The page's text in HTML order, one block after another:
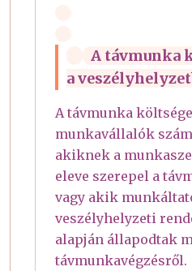
A távmunka
a
A távmunka
munkavállalók
akiknek a
eleve szerepel a
vagy akik
veszélyhelyzeti
alapján állapodtak
távmunkavégzésről.